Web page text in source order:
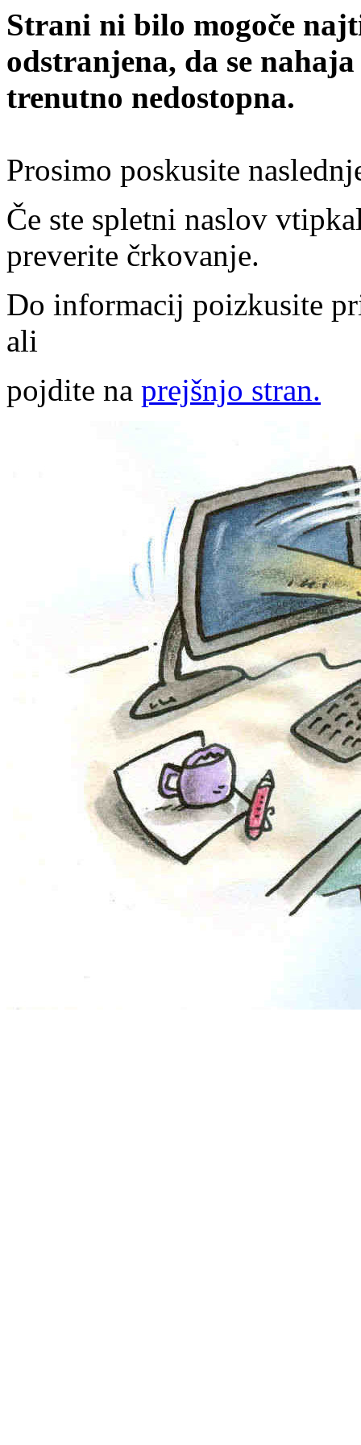
Strani ni bilo mogoče
odstranjena, da se
trenutno nedostopna.
Prosimo poskusite
Če ste spletni naslov
preverite črkovanje.
Do informacij poizkusite
ali
pojdite na prejšnjo stran.